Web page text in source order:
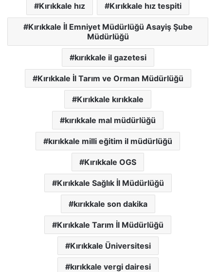
Kırıkkale hız Kırıkkale hız tespiti
Kırıkkale İl Emniyet Müdürlüğü Asayiş Şube
Müdürlüğü
kırıkkale il gazetesi
Kırıkkale İl Tarım ve Orman Müdürlüğü
Kırıkkale kırıkkale
kırıkkale mal müdürlüğü
kırıkkale milli eğitim il müdürlüğü
Kırıkkale OGS
Kırıkkale Sağlık İl Müdürlüğü
kırıkkale son dakika
Kırıkkale Tarım İl Müdürlüğü
Kırıkkale Üniversitesi
kırıkkale vergi dairesi